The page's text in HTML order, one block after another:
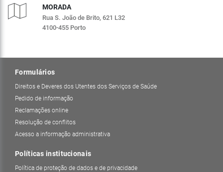
MORADA
Rua S. João de Brito, 621 L32
4100-455 Porto
Formulários
Direitos e Deveres dos Utentes dos Serviços de Saúde
Pedido de informação
Reclamações online
Resolução de conflitos
Acesso a informação administrativa
Políticas institucionais
Política de proteção de dados e de privacidade